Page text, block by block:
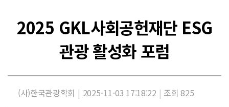
2025 GKL사회공헌재단 ESG
관광 활성화 포럼
(사)한국관광학회 | 2025-11-03 17:18:22 | 조회 825